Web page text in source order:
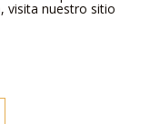
visita nuestro sitio